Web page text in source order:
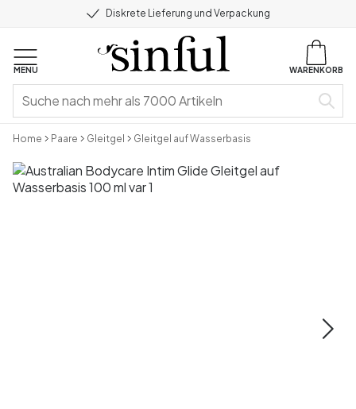
Diskrete Lieferung und Verpackung
MENU WARENKORB
Home Paare Gleitgel Gleitgel auf Wasserbasis